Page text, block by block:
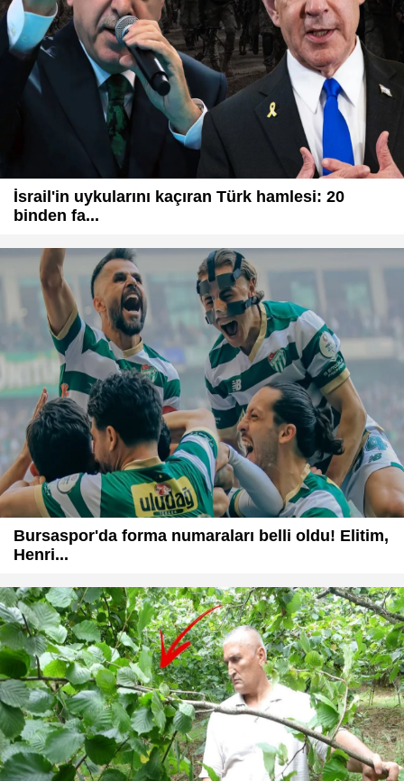
İsrail'in uykularını kaçıran Türk hamlesi: 20
binden fa...
Bursaspor'da forma numaraları belli oldu! Elitim,
Henri...